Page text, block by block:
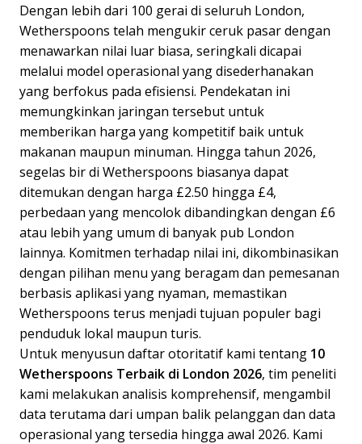
Dengan lebih dari 100 gerai di seluruh London,
Wetherspoons telah mengukir ceruk pasar dengan
menawarkan nilai luar biasa, seringkali dicapai
melalui model operasional yang disederhanakan
yang berfokus pada efisiensi. Pendekatan ini
memungkinkan jaringan tersebut untuk
memberikan harga yang kompetitif baik untuk
makanan maupun minuman. Hingga tahun 2026,
segelas bir di Wetherspoons biasanya dapat
ditemukan dengan harga £2.50 hingga £4,
perbedaan yang mencolok dibandingkan dengan £6
atau lebih yang umum di banyak pub London
lainnya. Komitmen terhadap nilai ini, dikombinasikan
dengan pilihan menu yang beragam dan pemesanan
berbasis aplikasi yang nyaman, memastikan
Wetherspoons terus menjadi tujuan populer bagi
penduduk lokal maupun turis.
Untuk menyusun daftar otoritatif kami tentang 10
Wetherspoons Terbaik di London 2026, tim peneliti
kami melakukan analisis komprehensif, mengambil
data terutama dari umpan balik pelanggan dan data
operasional yang tersedia hingga awal 2026. Kami